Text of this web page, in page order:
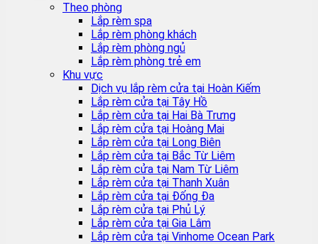
Theo phòng
Lắp rèm spa
Lắp rèm phòng khách
Lắp rèm phòng ngủ
Lắp rèm phòng trẻ em
Khu vực
Dịch vụ lắp rèm cửa tại Hoàn Kiếm
Lắp rèm cửa tại Tây Hồ
Lắp rèm cửa tại Hai Bà Trưng
Lắp rèm cửa tại Hoàng Mai
Lắp rèm cửa tại Long Biên
Lắp rèm cửa tại Bắc Từ Liêm
Lắp rèm cửa tại Nam Từ Liêm
Lắp rèm cửa tại Thanh Xuân
Lắp rèm cửa tại Đống Đa
Lắp rèm cửa tại Phủ Lý
Lắp rèm cửa tại Gia Lâm
Lắp rèm cửa tại Vinhome Ocean Park